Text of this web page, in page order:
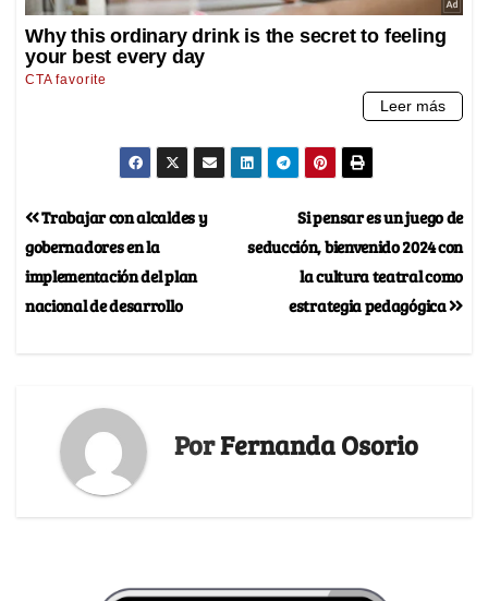
Si pensar es un juego de
seducción, bienvenido 2024 con
la cultura teatral como
estrategia pedagógica
Trabajar con alcaldes y
gobernadores en la
implementación del plan
nacional de desarrollo
PorFernanda Osorio